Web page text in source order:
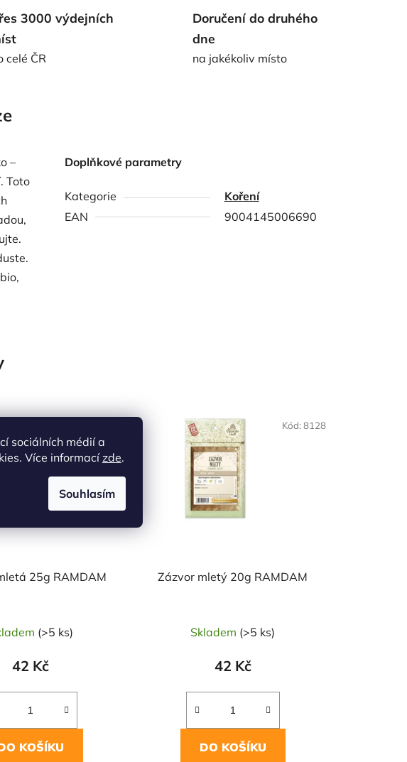
sociálních médií a
Více informacízde.
Souhlasím
3000 výdejních
celé ČR
Doručení do druhého
dne
na jakékoliv místo
–
Toto
Doplňkové parametry
Kategorie
Koření
EAN
9004145006690
25g RAMDAM
(>5 ks)
42 Kč
KOŠÍKU
NAŠE OVĚŘENÁ
VOLBA
Zázvor mletý 20g RAMDAM
Skladem (>5 ks)
42 Kč
DO KOŠÍKU
Kód: 8128